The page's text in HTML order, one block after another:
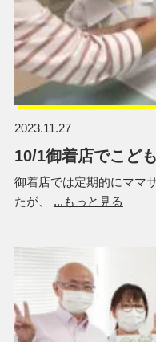
2023.11.27
10/1御着店でこど
御着店では定期的にママ
たが、 ...もっと見る